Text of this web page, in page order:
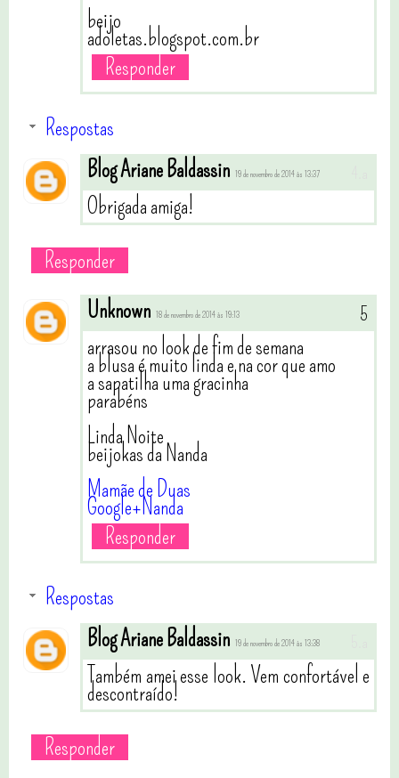
beijo
adoletas.blogspot.com.br
Responder
Respostas
Blog Ariane Baldassin 19 de novembro de 2014 às 13:37
Obrigada amiga!
Responder
Unknown
18 de novembro de 2014 às 19:13
arrasou no look de fim de semana
a blusa é muito linda e na cor que amo
a sapatilha uma gracinha
parabéns
Linda Noite
beijokas da Nanda
Mamãe de Duas
Google+Nanda
Responder
Respostas
Blog Ariane Baldassin
19 de novembro de 2014 às 13:38
Também amei esse look. Vem confortável e
descontraído!
Responder